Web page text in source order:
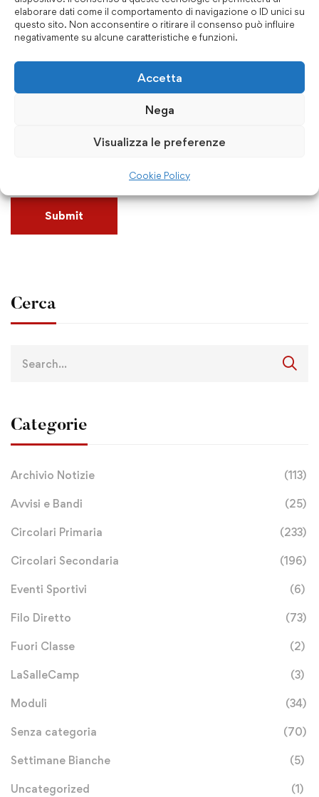
elaborare dati come il comportamento di navigazione o ID unici su
questo sito. Non acconsentire o ritirare il consenso può influire
negativamente su alcune caratteristiche e funzioni.
Accetta
Nega
Visualizza le preferenze
Cookie Policy
Salva il mio nome, email e sito web in questo browser
per la prossima volta che commento.
Cerca
Categorie
Archivio Notizie (113)
Avvisi e Bandi (25)
Circolari Primaria (233)
Circolari Secondaria (196)
Eventi Sportivi (6)
Filo Diretto (73)
Fuori Classe (2)
LaSalleCamp (3)
Moduli (34)
Senza categoria (70)
Settimane Bianche (5)
Uncategorized (1)